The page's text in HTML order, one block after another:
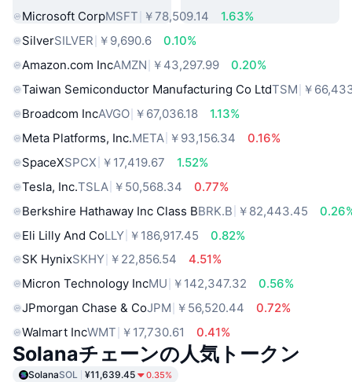
Microsoft CorpMSFT ￥78,509.14
1.63%
SilverSILVER ￥9,690.6
0.10%
Amazon.com IncAMZN ￥43,297.99
0.20%
Taiwan Semiconductor Manufacturing Co LtdTSM ￥
Broadcom IncAVGO ￥67,036.18
1.13%
Meta Platforms, Inc.META ￥93,156.34
0.16%
SpaceXSPCX ￥17,419.67
1.52%
Tesla, Inc.TSLA ￥50,568.34
0.77%
Berkshire Hathaway Inc Class BBRK.B ￥82,443.45
Eli Lilly And CoLLY ￥186,917.45
0.82%
SK HynixSKHY ￥22,856.54
4.51%
Micron Technology IncMU ￥142,347.32
0.56%
JPmorgan Chase & CoJPM ￥56,520.44
0.72%
Walmart IncWMT ￥17,730.61 0.41%
Solanaチェーンの人気トークン
SolanaSOL ¥11,639.45 0.35%